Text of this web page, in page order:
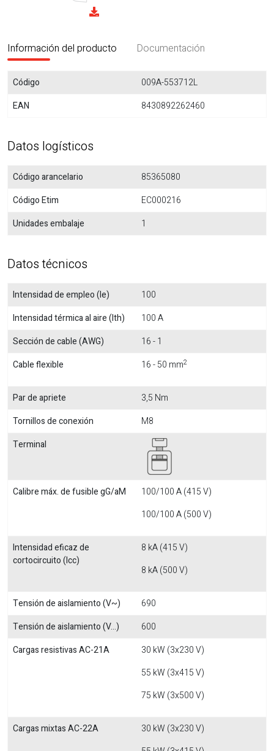
Información del producto Documentación
Código
009A-553712L
EAN
8430892262460
Datos logísticos
Código arancelario
85365080
Código Etim
EC000216
Unidades embalaje
1
Datos técnicos
Intensidad de empleo (Ie)
100
Intensidad térmica al aire (Ith)
100 A
Sección de cable (AWG)
16 - 1
Cable flexible
16 - 50 mm2
Par de apriete
3,5 Nm
Tornillos de conexión
M8
Terminal
Calibre máx. de fusible gG/aM
100/100 A (415 V)
100/100 A (500 V)
Intensidad eficaz de
cortocircuito (Icc)
8 kA (415 V)
8 kA (500 V)
Tensión de aislamiento (V~)
690
Tensión de aislamiento (V...)
600
Cargas resistivas AC-21A
30 kW (3x230 V)
55 kW (3x415 V)
75 kW (3x500 V)
Cargas mixtas AC-22A
30 kW (3x230 V)